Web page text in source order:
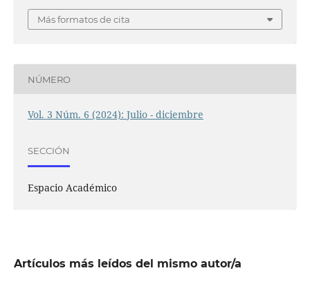
Más formatos de cita
NÚMERO
Vol. 3 Núm. 6 (2024): Julio - diciembre
SECCIÓN
Espacio Académico
Artículos más leídos del mismo autor/a